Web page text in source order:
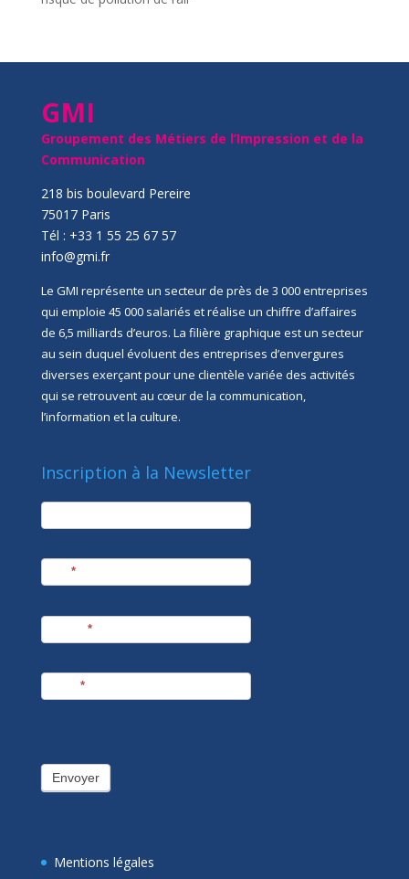
GMI
Groupement des Métiers de l’Impression et de la
Communication
218 bis boulevard Pereire
75017 Paris
Tél : +33 1 55 25 67 57
info@gmi.fr
Le GMI représente un secteur de près de 3 000 entreprises
qui emploie 45 000 salariés et réalise un chiffre d’affaires
de 6,5 milliards d’euros. La filière graphique est un secteur
au sein duquel évoluent des entreprises d’envergures
diverses exerçant pour une clientèle variée des activités
qui se retrouvent au cœur de la communication,
l’information et la culture.
Inscription à la Newsletter
newsletter
*
*
*
Envoyer
Mentions légales